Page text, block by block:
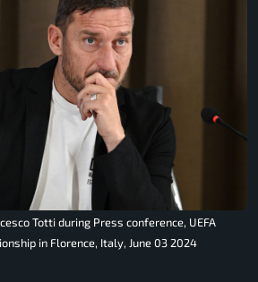
Totti during Press conference, UEFA
in Florence, Italy, June 03 2024